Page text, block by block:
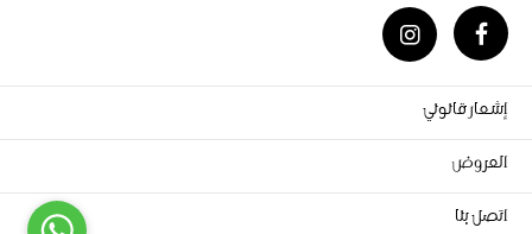
إشعار قانوني
العروض
اتصل بنا